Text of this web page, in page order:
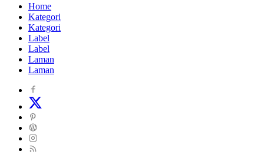
Home
Kategori
Kategori
Label
Label
Laman
Laman